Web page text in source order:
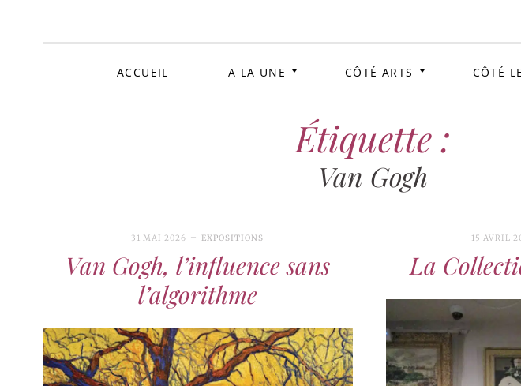
ACCUEIL A LA UNE CÔTÉ ARTS CÔTÉ
Étiquette :
Van Gogh
31 MAI 2026 EXPOSITIONS
Van Gogh, l’influence sans
l’algorithme
15 AVRIL
La